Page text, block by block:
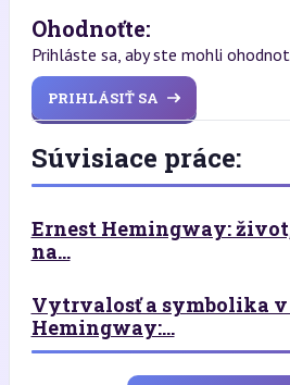
Ohodnoťte:
Prihláste sa, aby ste mohli
PRIHLÁSIŤ SA
Súvisiace práce:
Ernest Hemingway:
na...
Vytrvalosť a symbolika v
Hemingway:...